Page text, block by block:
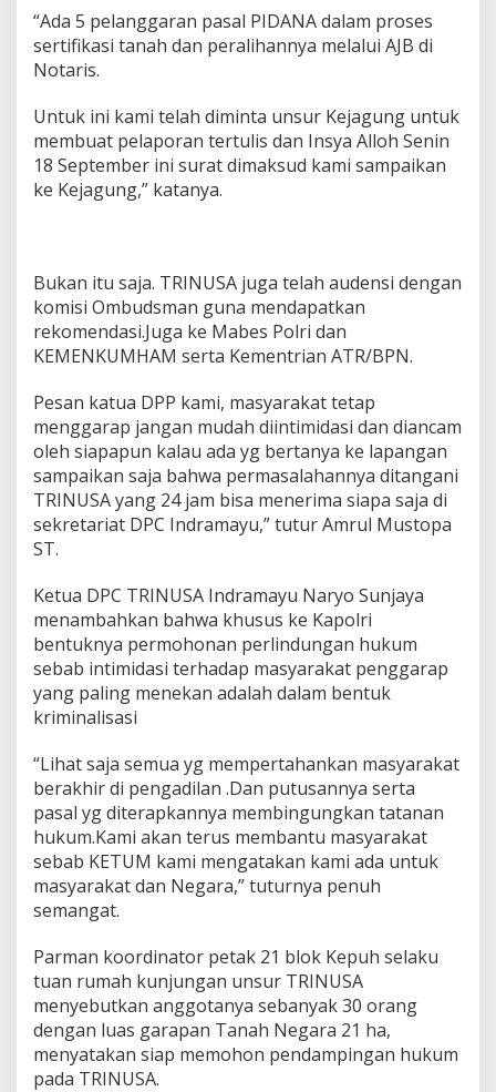
R
I
“Ada 5 pelanggaran pasal PIDANA dalam proses
sertifikasi tanah dan peralihannya melalui AJB di
Notaris.
Untuk ini kami telah diminta unsur Kejagung untuk
membuat pelaporan tertulis dan Insya Alloh Senin
18 September ini surat dimaksud kami sampaikan
ke Kejagung,” katanya.
Bukan itu saja. TRINUSA juga telah audensi dengan
komisi Ombudsman guna mendapatkan
rekomendasi.Juga ke Mabes Polri dan
KEMENKUMHAM serta Kementrian ATR/BPN.
Pesan katua DPP kami, masyarakat tetap
menggarap jangan mudah diintimidasi dan diancam
oleh siapapun kalau ada yg bertanya ke lapangan
sampaikan saja bahwa permasalahannya ditangani
TRINUSA yang 24 jam bisa menerima siapa saja di
sekretariat DPC Indramayu,” tutur Amrul Mustopa
ST.
Ketua DPC TRINUSA Indramayu Naryo Sunjaya
menambahkan bahwa khusus ke Kapolri
bentuknya permohonan perlindungan hukum
sebab intimidasi terhadap masyarakat penggarap
yang paling menekan adalah dalam bentuk
kriminalisasi
“Lihat saja semua yg mempertahankan masyarakat
berakhir di pengadilan .Dan putusannya serta
pasal yg diterapkannya membingungkan tatanan
hukum.Kami akan terus membantu masyarakat
sebab KETUM kami mengatakan kami ada untuk
masyarakat dan Negara,” tuturnya penuh
semangat.
Parman koordinator petak 21 blok Kepuh selaku
tuan rumah kunjungan unsur TRINUSA
menyebutkan anggotanya sebanyak 30 orang
dengan luas garapan Tanah Negara 21 ha,
menyatakan siap memohon pendampingan hukum
pada TRINUSA.